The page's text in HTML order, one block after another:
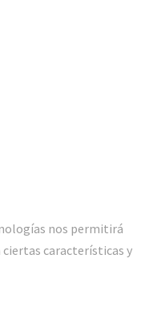
nos permitirá
características y